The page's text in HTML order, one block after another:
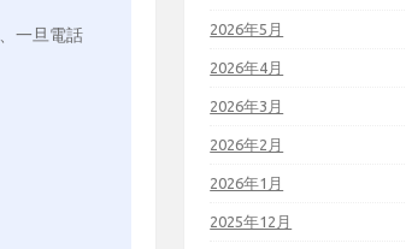
一旦電話
2026年5月
2026年4月
2026年3月
2026年2月
2026年1月
2025年12月